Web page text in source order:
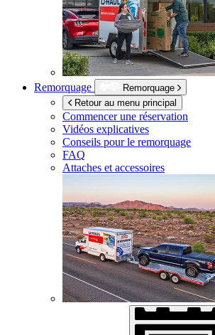
Remorquage
Remorquage
Retour au menu principal
Commencer une réservation
Vidéos explicatives
Conseils pour le remorquage
FAQ
Attaches et accessoires